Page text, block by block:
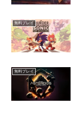
無料プレイ
無料プレイ